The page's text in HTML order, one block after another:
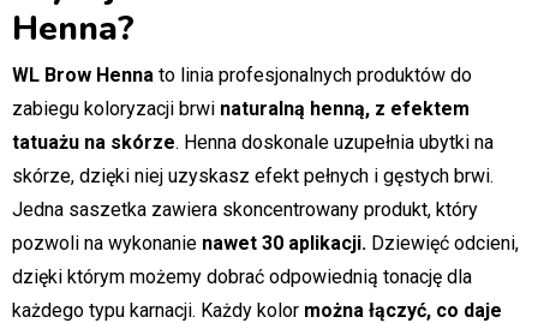
Henna?
WL Brow Henna to linia profesjonalnych produktów do
zabiegu koloryzacji brwi naturalną henną, z efektem
tatuażu na skórze. Henna doskonale uzupełnia ubytki na
skórze, dzięki niej uzyskasz efekt pełnych i gęstych brwi.
Jedna saszetka zawiera skoncentrowany produkt, który
pozwoli na wykonanie nawet 30 aplikacji. Dziewięć odcieni,
dzięki którym możemy dobrać odpowiednią tonację dla
każdego typu karnacji. Każdy kolor można łączyć, co daje